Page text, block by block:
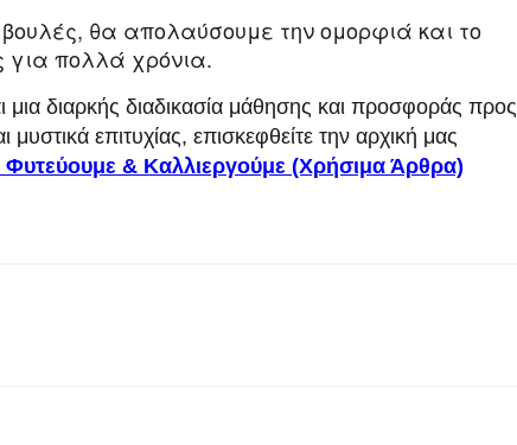
θα απολαύσουμε την ομορφιά και το
πολλά χρόνια.
μια διαρκής διαδικασία μάθησης και προσφοράς προς
μυστικά επιτυχίας, επισκεφθείτε την αρχική μας
& Καλλιεργούμε (Χρήσιμα Άρθρα)